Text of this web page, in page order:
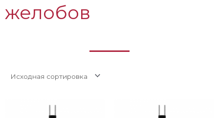
желобов